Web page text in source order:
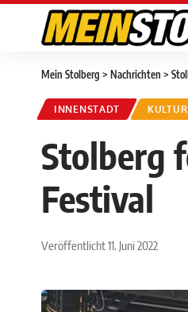
Mein Stolberg > Nachrichten >
INNENSTADT KULTUR
Stolberg
Festival
Veröffentlicht 11. Juni 2022